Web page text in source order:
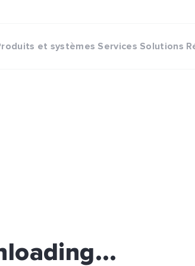
et systèmes Services Solutions